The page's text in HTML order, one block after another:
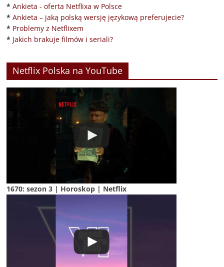
* Ankieta - oferta Netflixa w Polsce
* Ankieta – jaką polską wersję językową preferujecie?
* Problemy z Netflixem
* Jakich brakuje filmów i seriali?
Netflix Polska na YouTube
1670: sezon 3 | Horoskop | Netflix